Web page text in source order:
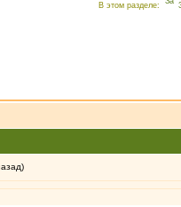
В этом разделе: